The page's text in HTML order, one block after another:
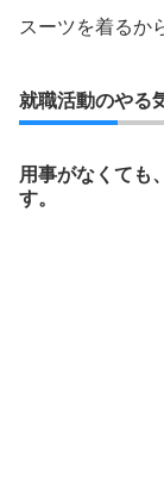
スーツを着るか
就職活動のやる
用事がなくても
す。